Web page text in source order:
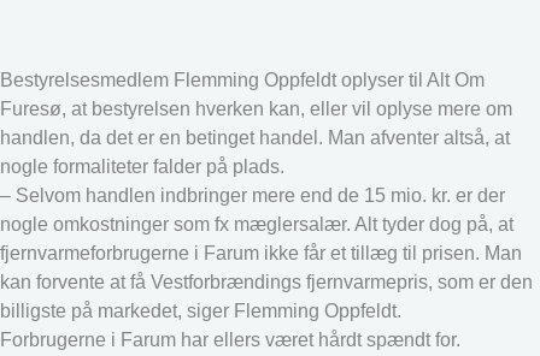
Bestyrelsesmedlem Flemming Oppfeldt oplyser til Alt Om
Furesø, at bestyrelsen hverken kan, eller vil oplyse mere om
handlen, da det er en betinget handel. Man afventer altså, at
nogle formaliteter falder på plads.
– Selvom handlen indbringer mere end de 15 mio. kr. er der
nogle omkostninger som fx mæglersalær. Alt tyder dog på, at
fjernvarmeforbrugerne i Farum ikke får et tillæg til prisen. Man
kan forvente at få Vestforbrændings fjernvarmepris, som er den
billigste på markedet, siger Flemming Oppfeldt.
Forbrugerne i Farum har ellers været hårdt spændt for.